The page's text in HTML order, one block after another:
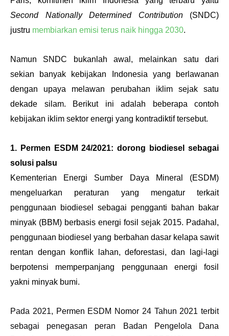
Second Nationally Determined Contribution (SNDC)
justru membiarkan emisi terus naik hingga 2030.
Namun SNDC bukanlah awal, melainkan satu dari
sekian banyak kebijakan Indonesia yang berlawanan
dengan upaya melawan perubahan iklim sejak satu
dekade silam. Berikut ini adalah beberapa contoh
kebijakan iklim sektor energi yang kontradiktif tersebut.
1. Permen ESDM 24/2021: dorong biodiesel sebagai
solusi palsu
Kementerian Energi Sumber Daya Mineral (ESDM)
mengeluarkan peraturan yang mengatur terkait
penggunaan biodiesel sebagai pengganti bahan bakar
minyak (BBM) berbasis energi fosil sejak 2015. Padahal,
penggunaan biodiesel yang berbahan dasar kelapa sawit
rentan dengan konflik lahan, deforestasi, dan lagi-lagi
berpotensi memperpanjang penggunaan energi fosil
yakni minyak bumi.
Pada 2021, Permen ESDM Nomor 24 Tahun 2021 terbit
sebagai penegasan peran Badan Pengelola Dana